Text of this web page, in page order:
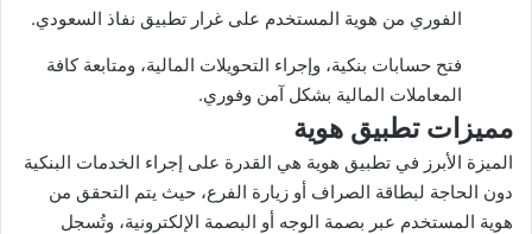
الفوري من هوية المستخدم على غرار تطبيق نفاذ السعودي.
فتح حسابات بنكية، وإجراء التحويلات المالية، ومتابعة كافة
المعاملات المالية بشكل آمن وفوري.
مميزات تطبيق هوية
الميزة الأبرز في تطبيق هوية هي القدرة على إجراء الخدمات البنكية
دون الحاجة لبطاقة الصراف أو زيارة الفرع، حيث يتم التحقق من
هوية المستخدم عبر بصمة الوجه أو البصمة الإلكترونية، وتُسجل